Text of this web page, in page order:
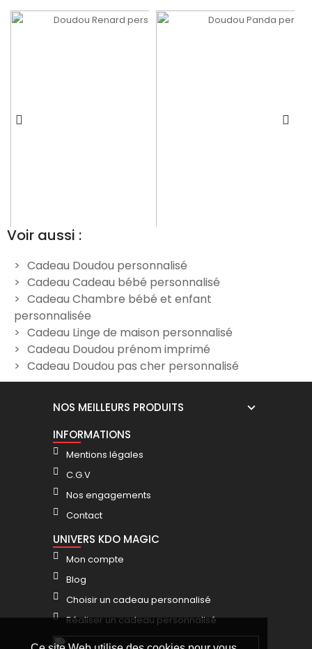
Doudou Renard
personnalisable - Panda
24,90 €
Doudou Panda personnalisé
- Panda
24,90 €
Voir aussi :
Cadeau Doudou personnalisé
Cadeau Cadeau bébé personnalisé
Cadeau Chambre bébé et enfant
personnalisée
Cadeau Linge de maison personnalisé
Cadeau Doudou prénom imprimé
Cadeau Doudou pas cher personnalisé
NOS MEILLEURS PRODUITS
INFORMATIONS
Mentions légales
C.G.V
Nos engagements
Contact
UNIVERS KDO MAGIC
Mon compte
Blog
Choisir un cadeau personnalisé
Réaliser un cadeau personnalisé